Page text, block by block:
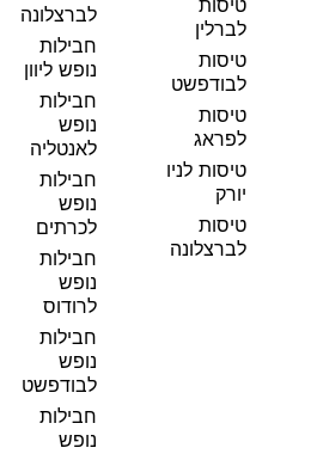
לברלין
טיסות
לבודפשט
טיסות
לפראג
טיסות לניו
יורק
טיסות
לברצלונה
לברצלונה
חבילות
נופש ליוון
חבילות
נופש
לאנטליה
חבילות
נופש
לכרתים
חבילות
נופש
לרודוס
חבילות
נופש
לבודפשט
חבילות
נופש